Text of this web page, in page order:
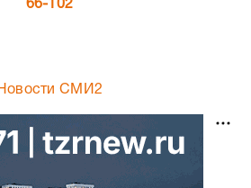
66-102
СМИ2